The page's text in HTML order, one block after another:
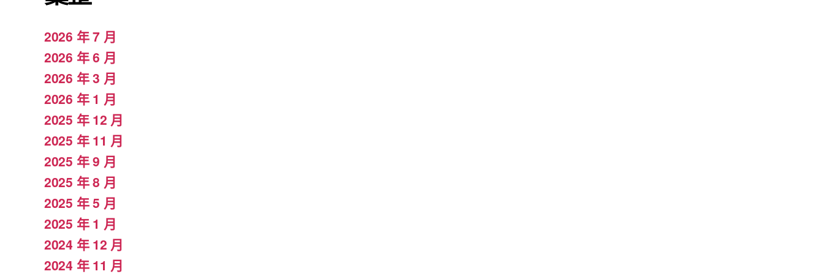
2026 年 7 月
2026 年 6 月
2026 年 3 月
2026 年 1 月
2025 年 12 月
2025 年 11 月
2025 年 9 月
2025 年 8 月
2025 年 5 月
2025 年 1 月
2024 年 12 月
2024 年 11 月